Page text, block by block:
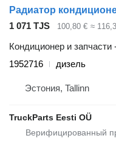
1 071 TJS 100,80 € ≈
Кондиционер и
1952716
дизель
Эстония, Tallinn
TruckParts Eesti OÜ